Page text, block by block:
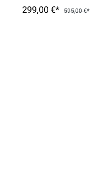
299,00 €* 595,00 €*